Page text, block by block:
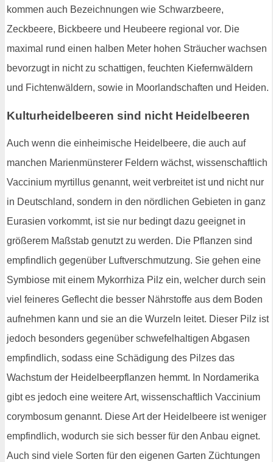
kommen auch Bezeichnungen wie Schwarzbeere,
Zeckbeere, Bickbeere und Heubeere regional vor. Die
maximal rund einen halben Meter hohen Sträucher wachsen
bevorzugt in nicht zu schattigen, feuchten Kiefernwäldern
und Fichtenwäldern, sowie in Moorlandschaften und Heiden.
Kulturheidelbeeren sind nicht Heidelbeeren
Auch wenn die einheimische Heidelbeere, die auch auf
manchen Marienmünsterer Feldern wächst, wissenschaftlich
Vaccinium myrtillus genannt, weit verbreitet ist und nicht nur
in Deutschland, sondern in den nördlichen Gebieten in ganz
Eurasien vorkommt, ist sie nur bedingt dazu geeignet in
größerem Maßstab genutzt zu werden. Die Pflanzen sind
empfindlich gegenüber Luftverschmutzung. Sie gehen eine
Symbiose mit einem Mykorrhiza Pilz ein, welcher durch sein
viel feineres Geflecht die besser Nährstoffe aus dem Boden
aufnehmen kann und sie an die Wurzeln leitet. Dieser Pilz ist
jedoch besonders gegenüber schwefelhaltigen Abgasen
empfindlich, sodass eine Schädigung des Pilzes das
Wachstum der Heidelbeerpflanzen hemmt. In Nordamerika
gibt es jedoch eine weitere Art, wissenschaftlich Vaccinium
corymbosum genannt. Diese Art der Heidelbeere ist weniger
empfindlich, wodurch sie sich besser für den Anbau eignet.
Auch sind viele Sorten für den eigenen Garten Züchtungen